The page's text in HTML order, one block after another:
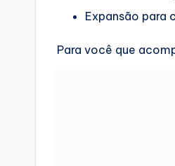
Expansão para
Para você que